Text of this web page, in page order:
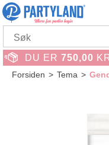
DU ER 750,00
Forsiden>Tema>